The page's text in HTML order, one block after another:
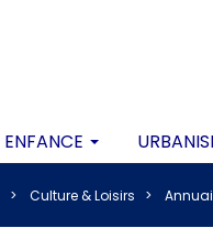
ENFANCE
Culture & Loisirs